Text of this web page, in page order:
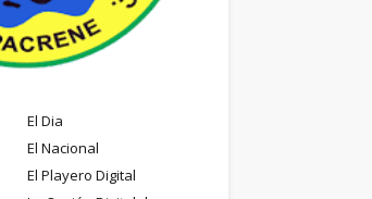
El Dia
El Nacional
El Playero Digital